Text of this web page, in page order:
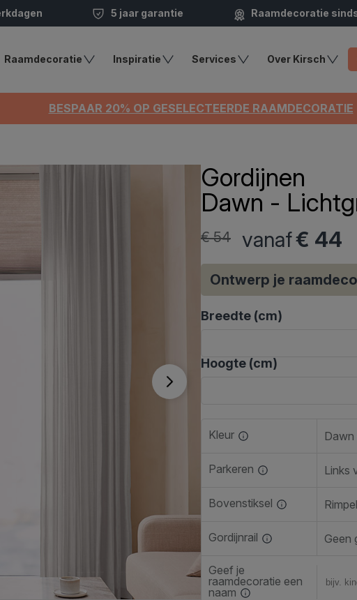
5 jaar garantie Raamdecoratie
Raamdecoratie Inspiratie Services Over Kirsch
BESPAAR 20% OP GESELECTEERDE RAAMDECORATIE
Gordijnen
Dawn -
vanaf€ 44
€ 54
Ontwerp je
Breedte (cm)
Hoogte (cm)
Kleur Dawn
Parkeren Links
Bovenstiksel
Gordijnrail Geen
Geef je
raamdecoratie een
naam